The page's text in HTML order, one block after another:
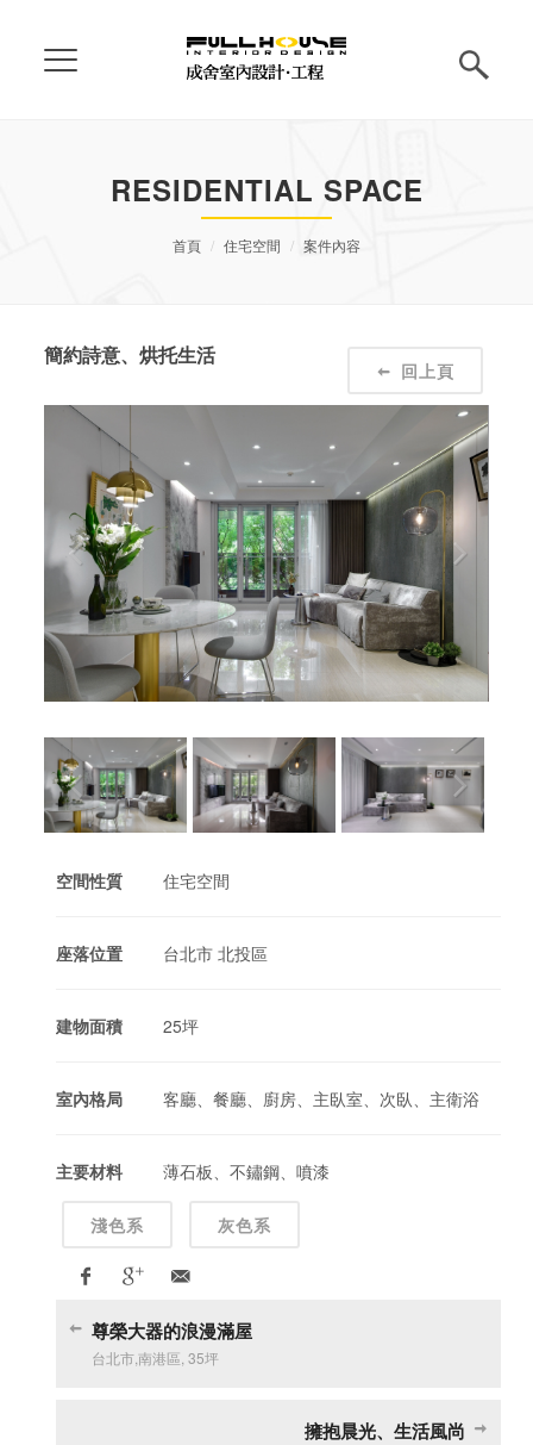
RESIDENTIAL SPACE
首頁 住宅空間 案件內容
簡約詩意、烘托生活
回上頁
空間性質 住宅空間
座落位置 台北市 北投區
建物面積 25坪
室內格局 客廳、餐廳、廚房、主臥室、次臥、主衛浴
主要材料 薄石板、不鏽鋼、噴漆
淺色系 灰色系
尊榮大器的浪漫滿屋
台北市,南港區 ,35坪
擁抱晨光、生活風尚